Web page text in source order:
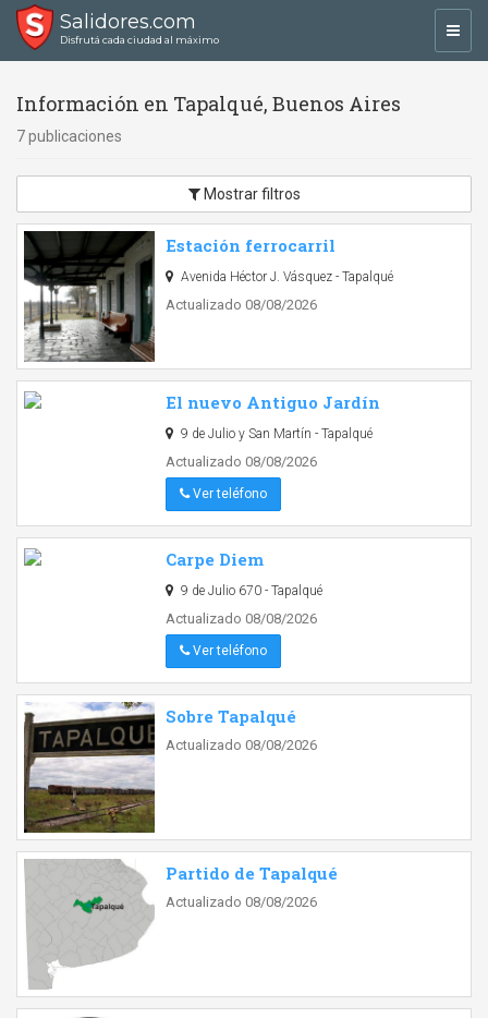
Salidores.com
Disfrutá cada ciudad al máximo
Información en Tapalqué, Buenos Aires
7 publicaciones
Mostrar filtros
Estación ferrocarril
Avenida Héctor J. Vásquez - Tapalqué
Actualizado 08/08/2026
El nuevo Antiguo Jardín
9 de Julio y San Martín - Tapalqué
Actualizado 08/08/2026
Ver teléfono
Carpe Diem
9 de Julio 670 - Tapalqué
Actualizado 08/08/2026
Ver teléfono
Sobre Tapalqué
Actualizado 08/08/2026
Partido de Tapalqué
Actualizado 08/08/2026